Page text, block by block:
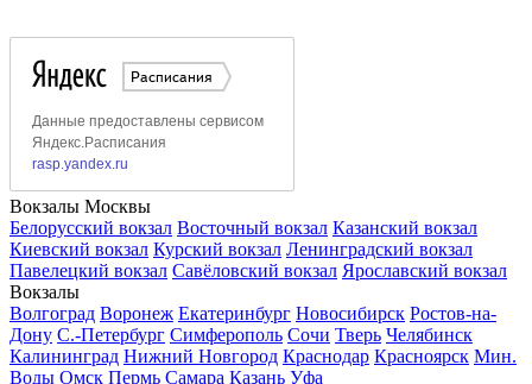
Вокзалы Москвы
Белорусский вокзал Восточный вокзал Казанский вокзал
Киевский вокзал Курский вокзал Ленинградский вокзал
Павелецкий вокзал Савёловский вокзал Ярославский вокзал
Вокзалы
Волгоград Воронеж Екатеринбург Новосибирск Ростов-на-
Дону С.-Петербург Симферополь Сочи Тверь Челябинск
Калининград Нижний Новгород Краснодар Красноярск Мин.
Воды Омск Пермь Самара Казань Уфа